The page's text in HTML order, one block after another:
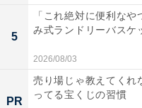
ています。
目の前に広がる風情
にそびえ立つ美しい
天然温泉の露天風呂
5
「これ絶対に便利な
み式ランドリーバスケ
2026/08/03
PR
売り場じゃ教えてくれ
ってる宝くじの習慣